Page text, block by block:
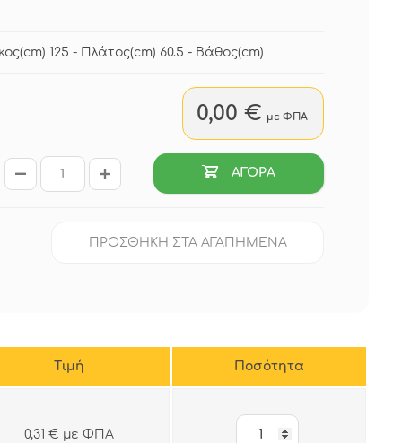
125 - Πλάτος(cm) 60.5 - Βάθος(cm)
0,00 € με ΦΠΑ
ΑΓΟΡΑ
ΠΡΟΣΘΗΚΗ ΣΤΑ ΑΓΑΠΗΜΕΝΑ
Tιμή Ποσότητα
0,31 € με ΦΠΑ